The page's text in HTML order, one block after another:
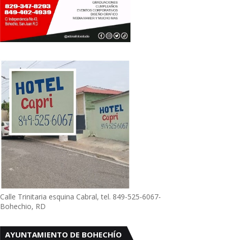
Calle Trinitaria esquina Cabral, tel. 849-525-6067-
Bohechio, RD
AYUNTAMIENTO DE BOHECHÍO